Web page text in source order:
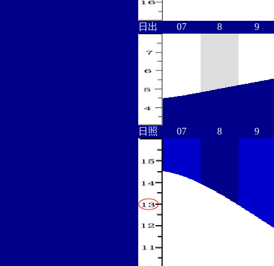
日出 07 8 9
日照 07 8 9